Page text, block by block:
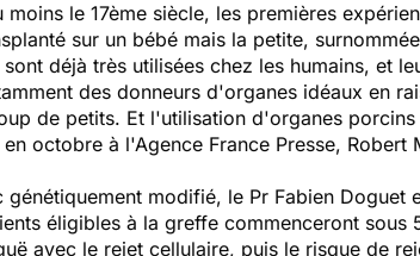
le 17ème siècle, les premières
sur un bébé mais la petite,
déjà très utilisées chez les humains, et
des donneurs d'organes idéaux en
de petits. Et l'utilisation d'organes
octobre à l'Agence France Presse,
modifié, le Pr Fabien Doguet
éligibles à la greffe commenceront sous
avec le rejet cellulaire, puis le risque de